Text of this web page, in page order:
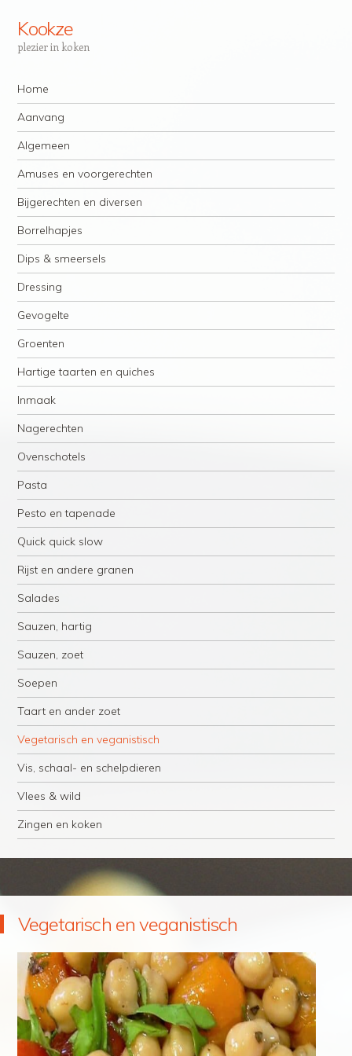
Kookze
plezier in koken
Navigatie
Spring naar inhoud
Home
Aanvang
Algemeen
Amuses en voorgerechten
Bijgerechten en diversen
Borrelhapjes
Dips & smeersels
Dressing
Gevogelte
Groenten
Hartige taarten en quiches
Inmaak
Nagerechten
Ovenschotels
Pasta
Pesto en tapenade
Quick quick slow
Rijst en andere granen
Salades
Sauzen, hartig
Sauzen, zoet
Soepen
Taart en ander zoet
Vegetarisch en veganistisch
Vis, schaal- en schelpdieren
Vlees & wild
Zingen en koken
Vegetarisch en veganistisch